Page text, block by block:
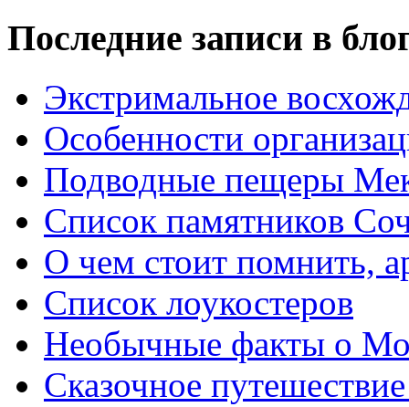
Последние записи в
Экстримальное
Особенности
Подводные пещеры
Список памятников
О чем стоит помнить,
Список лоукостеров
Необычные факты о
Сказочное